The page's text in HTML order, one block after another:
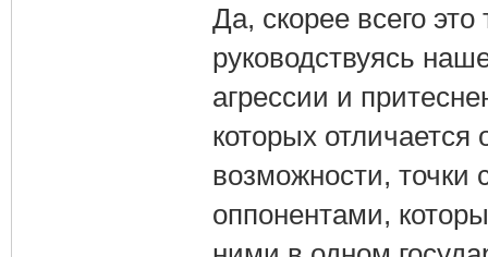
Да, скорее всего
руководствуясь
агрессии и
которых
возможности,
оппонентами,